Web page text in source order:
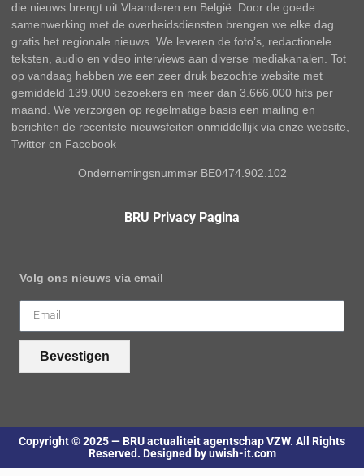
die nieuws brengt uit Vlaanderen en België. Door de goede
samenwerking met de overheidsdiensten brengen we elke dag
gratis het regionale nieuws. We leveren de foto’s, redactionele
teksten, audio en video interviews aan diverse mediakanalen. Tot
op vandaag hebben we een zeer druk bezochte website met
gemiddeld 139.000 bezoekers en meer dan 3.666.000 hits per
maand. We verzorgen op regelmatige basis een mailing en
berichten de recentste nieuwsfeiten onmiddellijk via onze website,
Twitter en Facebook
Ondernemingsnummer BE0474.902.102
BRU Privacy Pagina
Volg ons nieuws via email
Bevestigen
Copyright © 2025 — BRU actualiteit agentschap VZW. All Rights
Reserved. Designed by uwish-it.com